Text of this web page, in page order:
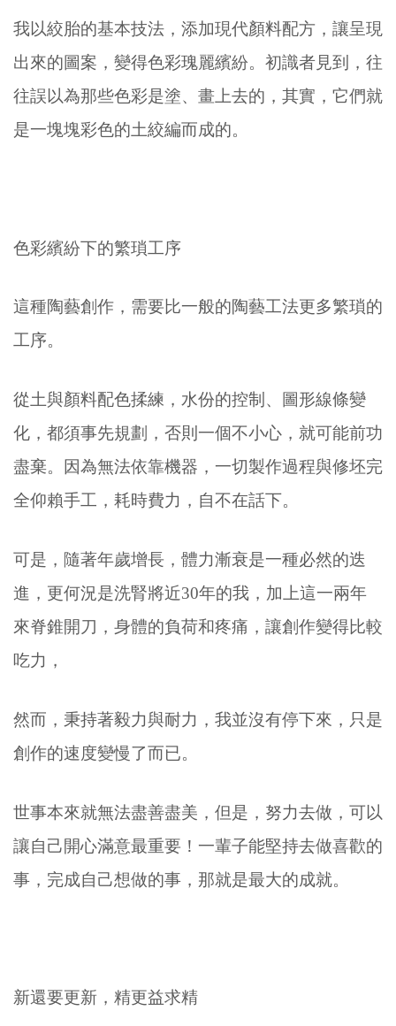
我以絞胎的基本技法，添加現代顏料配方，讓呈現
出來的圖案，變得色彩瑰麗繽紛。初識者見到，往
往誤以為那些色彩是塗、畫上去的，其實，它們就
是一塊塊彩色的土絞編而成的。
色彩繽紛下的繁瑣工序
這種陶藝創作，需要比一般的陶藝工法更多繁瑣的
工序。
從土與顏料配色揉練，水份的控制、圖形線條變
化，都須事先規劃，否則一個不小心，就可能前功
盡棄。因為無法依靠機器，一切製作過程與修坯完
全仰賴手工，耗時費力，自不在話下。
可是，隨著年歲增長，體力漸衰是一種必然的迭
進，更何況是洗腎將近30年的我，加上這一兩年
來脊錐開刀，身體的負荷和疼痛，讓創作變得比較
吃力，
然而，秉持著毅力與耐力，我並沒有停下來，只是
創作的速度變慢了而已。
世事本來就無法盡善盡美，但是，努力去做，可以
讓自己開心滿意最重要！一輩子能堅持去做喜歡的
事，完成自己想做的事，那就是最大的成就。
新還要更新，精更益求精